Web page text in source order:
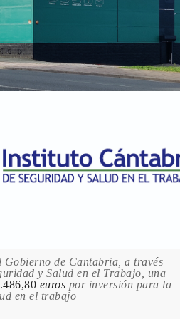
melón
retama
dalia
pastel
naranja
Gobierno de Cantabria, a través
y Salud en el Trabajo, una
euros por inversión para la
en el trabajo